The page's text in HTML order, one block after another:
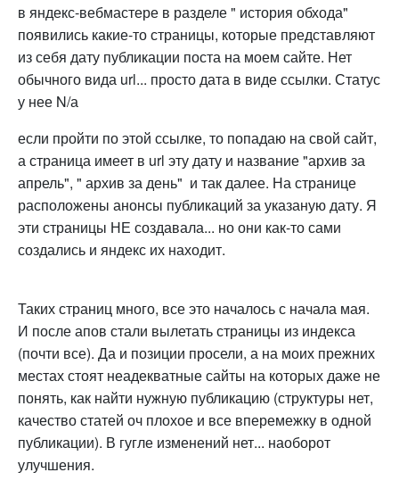
в яндекс-вебмастере в разделе " история обхода"
появились какие-то страницы, которые представляют
из себя дату публикации поста на моем сайте. Нет
обычного вида url... просто дата в виде ссылки. Статус
у нее N/а
если пройти по этой ссылке, то попадаю на свой сайт,
а страница имеет в url эту дату и название "архив за
апрель", " архив за день" и так далее. На странице
расположены анонсы публикаций за указаную дату. Я
эти страницы НЕ создавала... но они как-то сами
создались и яндекс их находит.
Таких страниц много, все это началось с начала мая.
И после апов стали вылетать страницы из индекса
(почти все). Да и позиции просели, а на моих прежних
местах стоят неадекватные сайты на которых даже не
понять, как найти нужную публикацию (структуры нет,
качество статей оч плохое и все вперемежку в одной
публикации). В гугле изменений нет... наоборот
улучшения.